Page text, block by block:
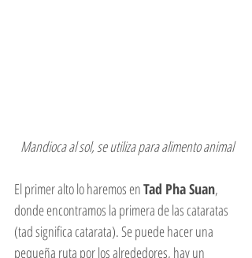
Mandioca al sol, se utiliza para alimento animal
El primer alto lo haremos en Tad Pha Suan,
donde encontramos la primera de las cataratas
(tad significa catarata). Se puede hacer una
pequeña ruta por los alrededores, hay un